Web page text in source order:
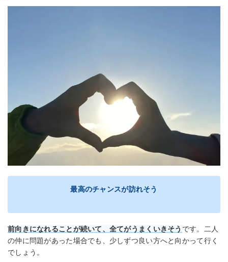
最高のチャンスが訪れそう
前向きになれることが続いて、 全てがうまくいきそう です。二人
の仲に問題があった場合でも、少しずつ良い方へと向かって行く
でしょう。